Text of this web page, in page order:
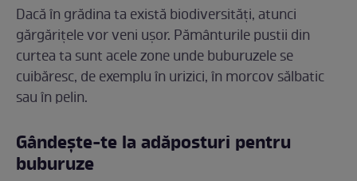
Dacă în grădina ta există biodiversități, atunci
gărgărițele vor veni ușor. Pământurile pustii din
curtea ta sunt acele zone unde buburuzele se
cuibăresc, de exemplu în urizici, în morcov sălbatic
sau în pelin.
Gândește-te la adăposturi pentru
buburuze